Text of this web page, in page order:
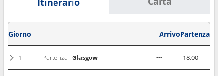
Itinerario
Giorno ArrivoPartenza
1 Partenza :Glasgow --- 18:00